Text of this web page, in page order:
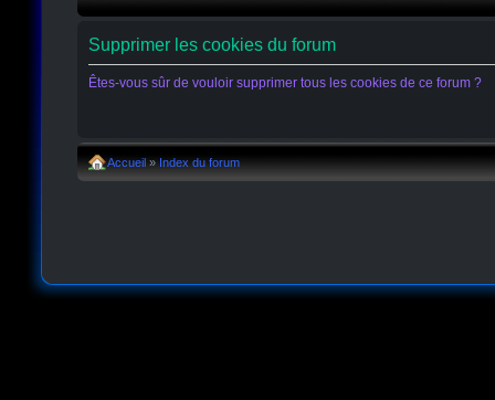
Supprimer les cookies du forum
Êtes-vous sûr de vouloir supprimer tous les cookies de ce forum ?
Accueil » Index du forum